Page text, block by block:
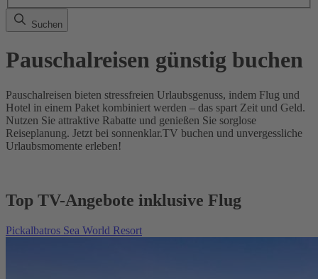
Suchen
Pauschalreisen günstig buchen
Pauschalreisen bieten stressfreien Urlaubsgenuss, indem Flug und
Hotel in einem Paket kombiniert werden – das spart Zeit und Geld.
Nutzen Sie attraktive Rabatte und genießen Sie sorglose
Reiseplanung. Jetzt bei sonnenklar.TV buchen und unvergessliche
Urlaubsmomente erleben!
Top TV-Angebote inklusive Flug
Pickalbatros Sea World Resort